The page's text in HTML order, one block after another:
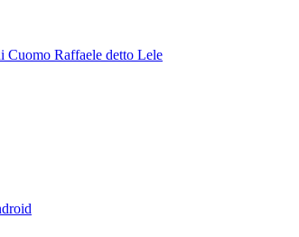
Cuomo Raffaele detto Lele